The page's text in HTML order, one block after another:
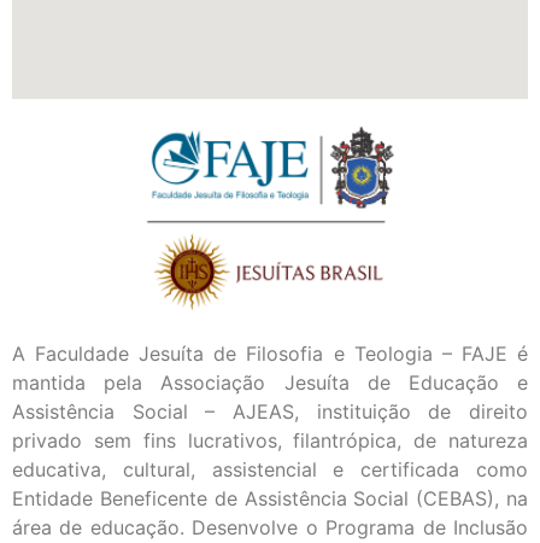
A Faculdade Jesuíta de Filosofia e Teologia – FAJE é
mantida pela Associação Jesuíta de Educação e
Assistência Social – AJEAS, instituição de direito
privado sem fins lucrativos, filantrópica, de natureza
educativa, cultural, assistencial e certificada como
Entidade Beneficente de Assistência Social (CEBAS), na
área de educação. Desenvolve o Programa de Inclusão